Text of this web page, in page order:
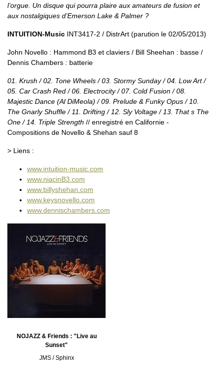
l’orgue. Un disque qui pourra plaire aux amateurs de fusion et
aux nostalgiques d’Emerson Lake & Palmer ?
INTUITION-Music INT3417-2 / DistrArt (parution le 02/05/2013)
John Novello : Hammond B3 et claviers / Bill Sheehan : basse /
Dennis Chambers : batterie
01. Krush / 02. Tone Wheels / 03. Stormy Sunday / 04. Low Art /
05. Car Crash Red / 06. Electrocity / 07. Cold Fusion / 08.
Majestic Dance (Al DiMeola) / 09. Prelude & Funky Opus / 10.
The Gnarly Shuffle / 11. Drifting / 12. Sly Voltage / 13. That s The
One / 14. Triple Strength // enregistré en Californie -
Compositions de Novello & Shehan sauf 8
> Liens :
www.intuition-music.com
www.niacinB3.com
www.billyshehan.com
www.keysnovello.com
www.dennischambers.com
NOJAZZ & Friends : "Live au
Sunset"
JMS / Sphinx